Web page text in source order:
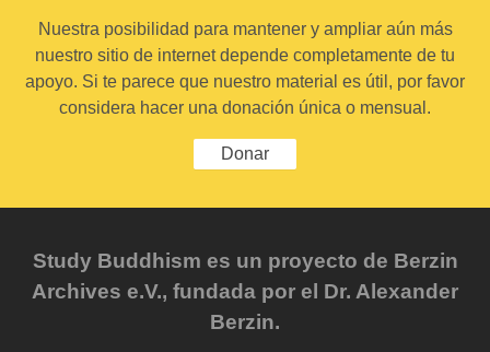
Nuestra posibilidad para mantener y ampliar aún más
nuestro sitio de internet depende completamente de tu
apoyo. Si te parece que nuestro material es útil, por favor
considera hacer una donación única o mensual.
Donar
Study Buddhism es un proyecto de Berzin
Archives e.V., fundada por el Dr. Alexander
Berzin.